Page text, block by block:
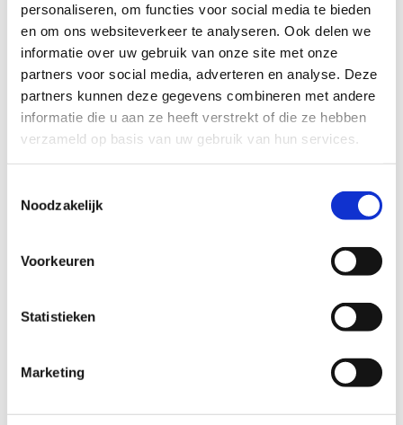
personaliseren, om functies voor social media te bieden
en om ons websiteverkeer te analyseren. Ook delen we
informatie over uw gebruik van onze site met onze
partners voor social media, adverteren en analyse. Deze
partners kunnen deze gegevens combineren met andere
informatie die u aan ze heeft verstrekt of die ze hebben
verzameld op basis van uw gebruik van hun services.
Noodzakelijk
Voorkeuren
Statistieken
Marketing
Profiel steungezin
Wij zoeken een steungezin in Amstelveen:
Waar dit meisje maandelijks op zaterdag
een middag welkom is en kan mee-eten;
Dat kinderen heeft in dezelfde
Misschien ook plek heeft voor haar broer?
Wil je meer informatie?
Dan kun je contact opnemen met Erika Berkhof,
coördinator Buurtgezinnen voor de gemeente